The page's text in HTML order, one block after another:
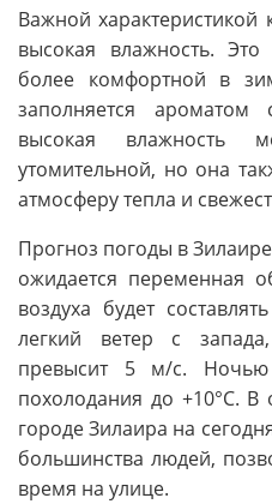
Важной характеристикой
высокая влажность.
более комфортной в
заполняется
высокая влажность
утомительной, но она
атмосферу тепла и
Прогноз погоды в
ожидается переменная
воздуха будет
легкий ветер с
превысит 5 м/с. Ночью
похолодания до +10°C.
городе Зилаира на
большинства людей,
время на улице.